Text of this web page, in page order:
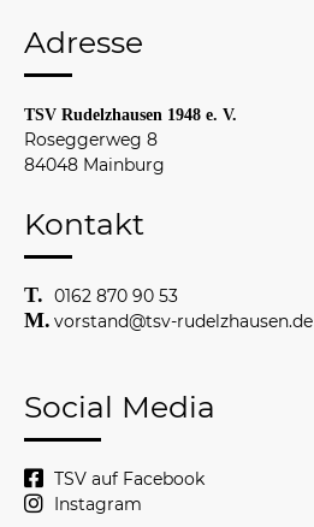
Adresse
TSV Rudelzhausen 1948 e. V.
Roseggerweg 8
84048 Mainburg
Kontakt
0162 870 90 53
vorstand@tsv-rudelzhausen.de
Social Media
TSV auf Facebook
Instagram